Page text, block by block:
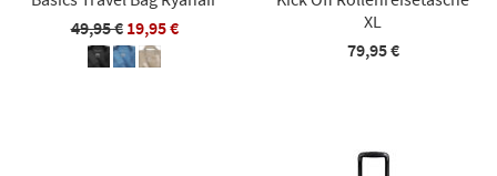
49,95 € 19,95 €
XL
79,95 €